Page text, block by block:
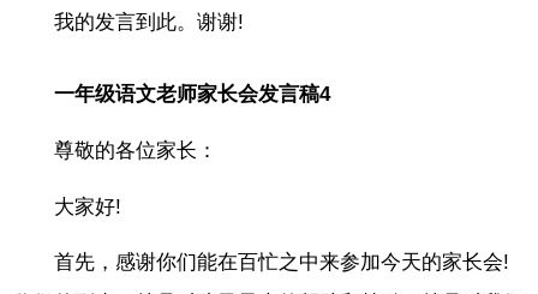
我的发言到此。谢谢!
一年级语文老师家长会发言稿4
尊敬的各位家长：
大家好!
首先，感谢你们能在百忙之中来参加今天的家长会!